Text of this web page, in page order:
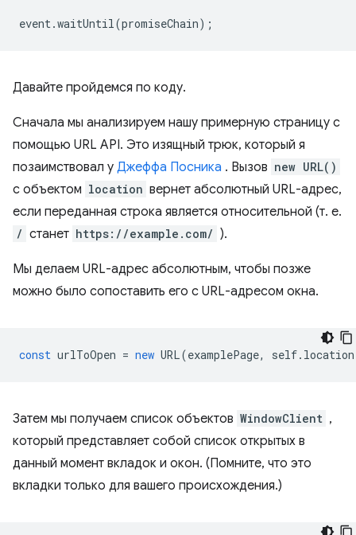
event.waitUntil(promiseChain);
Давайте пройдемся по коду.
Сначала мы анализируем нашу примерную страницу с
помощью URL API. Это изящный трюк, который я
позаимствовал у Джеффа Посника . Вызов new URL()
с объектом location вернет абсолютный URL-адрес,
если переданная строка является относительной (т. е.
/ станет https://example.com/ ).
Мы делаем URL-адрес абсолютным, чтобы позже
можно было сопоставить его с URL-адресом окна.
const urlToOpen = new URL(examplePage, self. location
Затем мы получаем список объектов WindowClient ,
который представляет собой список открытых в
данный момент вкладок и окон. (Помните, что это
вкладки только для вашего происхождения.)